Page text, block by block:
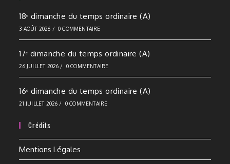
18ᵉ dimanche du temps ordinaire (A)
3 AOÛT 2026 / 0 COMMENTAIRE
17ᵉ dimanche du temps ordinaire (A)
26 JUILLET 2026 / 0 COMMENTAIRE
16ᵉ dimanche du temps ordinaire (A)
21 JUILLET 2026 / 0 COMMENTAIRE
Crédits
Mentions Légales